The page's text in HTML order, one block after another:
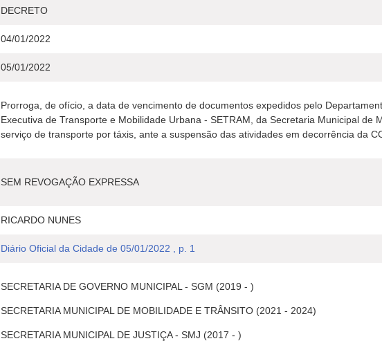
DECRETO
04/01/2022
05/01/2022
Prorroga, de ofício, a data de vencimento de documentos expedidos pelo
Executiva de Transporte e Mobilidade Urbana - SETRAM, da Secretaria Municipal de
serviço de transporte por táxis, ante a suspensão das atividades em decorrência da
SEM REVOGAÇÃO EXPRESSA
RICARDO NUNES
Diário Oficial da Cidade de 05/01/2022 , p. 1
SECRETARIA DE GOVERNO MUNICIPAL - SGM (2019 - )
SECRETARIA MUNICIPAL DE MOBILIDADE E TRÂNSITO (2021 - 2024)
SECRETARIA MUNICIPAL DE JUSTIÇA - SMJ (2017 - )